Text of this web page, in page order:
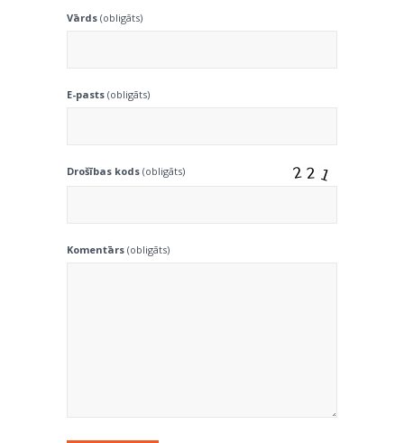
Vārds (obligāts)
E-pasts (obligāts)
Drošības kods (obligāts)
Komentārs (obligāts)